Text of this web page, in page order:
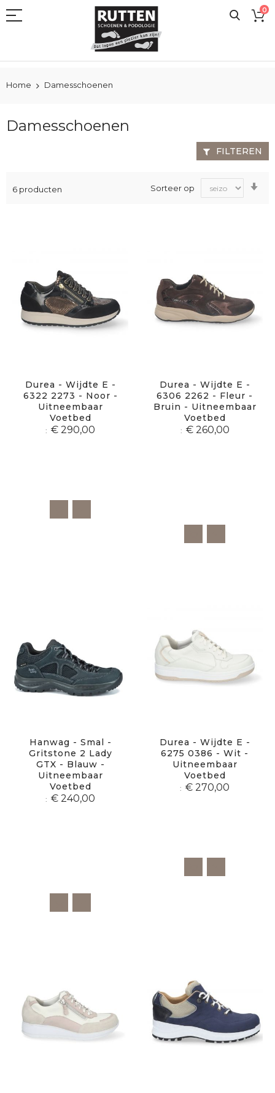
naar
0
Home Damesschoenen
Damesschoenen
6 producten Sorteer op
Durea - Wijdte E -
6322 2273 - Noor -
Uitneembaar
Voetbed
€ 290,00
Durea - Wijdte E -
6306 2262 - Fleur -
Bruin - Uitneembaar
Voetbed
€ 260,00
Hanwag - Smal -
Gritstone 2 Lady
GTX - Blauw -
Uitneembaar
Voetbed
€ 240,00
Durea - Wijdte E -
6275 0386 - Wit -
Uitneembaar
Voetbed
€ 270,00
FILTEREN